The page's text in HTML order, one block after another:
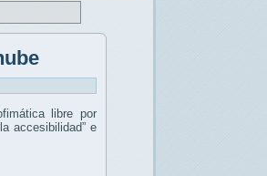
libre por
accesibilidad” e